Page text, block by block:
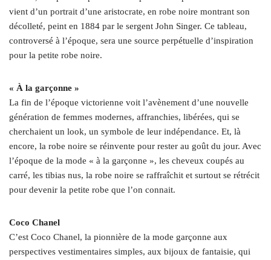
vient d’un portrait d’une aristocrate, en robe noire montrant son
décolleté, peint en 1884 par le sergent John Singer. Ce tableau,
controversé à l’époque, sera une source perpétuelle d’inspiration
pour la petite robe noire.
« À la garçonne »
La fin de l’époque victorienne voit l’avènement d’une nouvelle
génération de femmes modernes, affranchies, libérées, qui se
cherchaient un look, un symbole de leur indépendance. Et, là
encore, la robe noire se réinvente pour rester au goût du jour. Avec
l’époque de la mode « à la garçonne », les cheveux coupés au
carré, les tibias nus, la robe noire se raffraîchit et surtout se rétrécit
pour devenir la petite robe que l’on connait.
Coco Chanel
C’est Coco Chanel, la pionnière de la mode garçonne aux
perspectives vestimentaires simples, aux bijoux de fantaisie, qui